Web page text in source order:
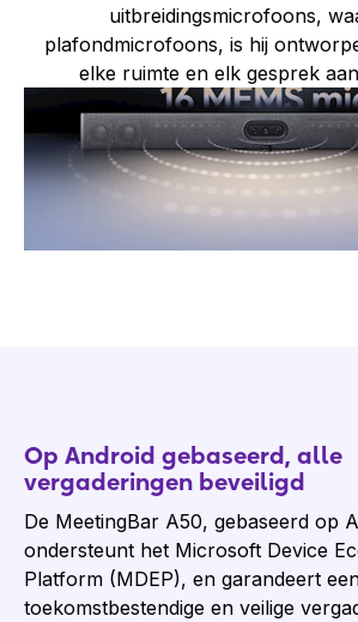
uitbreidingsmicrofoons,
plafondmicrofoons, is hij
elke ruimte en elk gesprek
Op Android gebaseerd, alle
vergaderingen beveiligd
De MeetingBar A50, gebaseerd op
ondersteunt het Microsoft Device
Platform (MDEP), en garandeert
toekomstbestendige en veilige